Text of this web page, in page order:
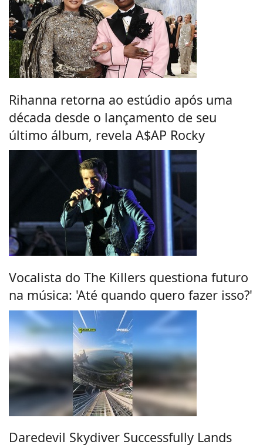
Rihanna retorna ao estúdio após uma
década desde o lançamento de seu
último álbum, revela A$AP Rocky
Vocalista do The Killers questiona futuro
na música: 'Até quando quero fazer isso?'
Daredevil Skydiver Successfully Lands